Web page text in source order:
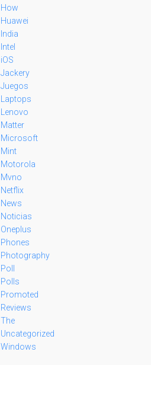
How
Huawei
India
Intel
iOS
Jackery
Juegos
Laptops
Lenovo
Matter
Microsoft
Mint
Motorola
Mvno
Netflix
News
Noticias
Oneplus
Phones
Photography
Poll
Polls
Promoted
Reviews
The
Uncategorized
Windows